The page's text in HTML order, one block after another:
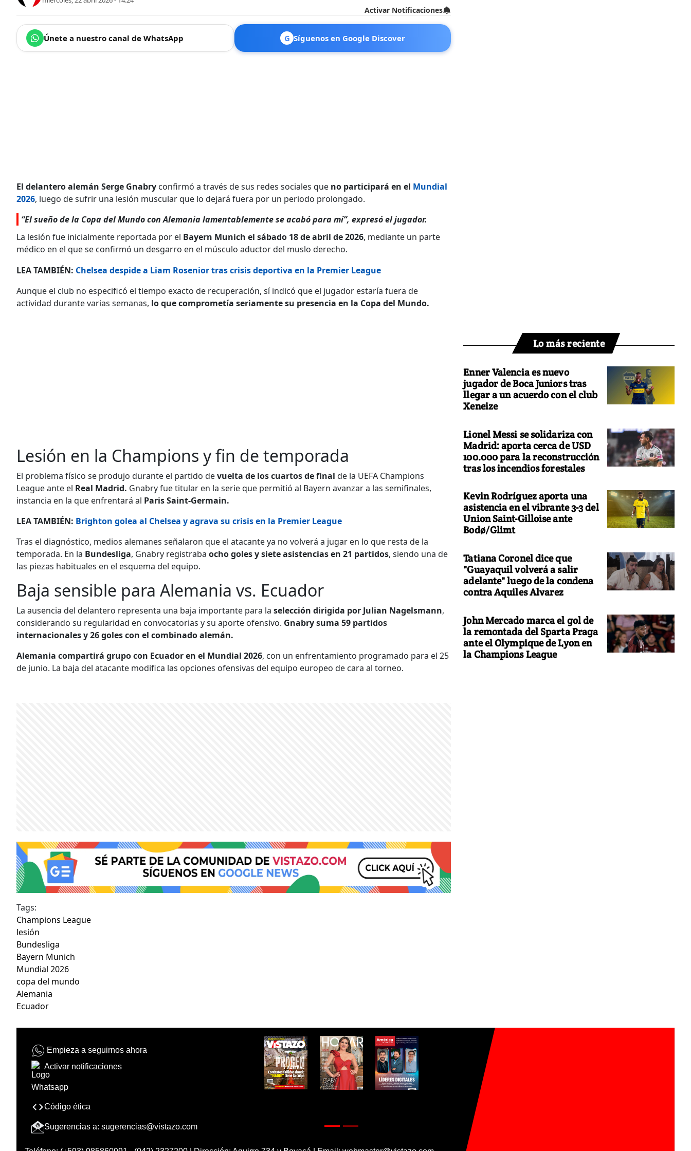
Activar Notificaciones
Únete a nuestro canal de WhatsApp G Síguenos en Google Discover
El delantero alemán Serge Gnabry confirmó a través de sus redes sociales que no participará en el Mundial
2026, luego de sufrir una lesión muscular que lo dejará fuera por un periodo prolongado.
“El sueño de la Copa del Mundo con Alemania lamentablemente se acabó para mí”, expresó el jugador.
La lesión fue inicialmente reportada por el Bayern Munich el sábado 18 de abril de 2026, mediante un parte
médico en el que se confirmó un desgarro en el músculo aductor del muslo derecho.
LEA TAMBIÉN: Chelsea despide a Liam Rosenior tras crisis deportiva en la Premier League
Aunque el club no especificó el tiempo exacto de recuperación, sí indicó que el jugador estaría fuera de
actividad durante varias semanas, lo que comprometía seriamente su presencia en la Copa del Mundo.
Lesión en la Champions y fin de temporada
El problema físico se produjo durante el partido devuelta de los cuartos de final de la UEFA Champions
League ante el Real Madrid. Gnabry fue titular en la serie que permitió al Bayern avanzar a las semifinales,
instancia en la que enfrentará al Paris Saint-Germain.
LEA TAMBIÉN: Brighton golea al Chelsea y agrava su crisis en la Premier League
Tras el diagnóstico, medios alemanes señalaron que el atacante ya no volverá a jugar en lo que resta de la
temporada. En la Bundesliga, Gnabry registraba ocho goles y siete asistencias en 21 partidos, siendo una de
las piezas habituales en el esquema del equipo.
Baja sensible para Alemania vs. Ecuador
La ausencia del delantero representa una baja importante para la selección dirigida por Julian Nagelsmann,
considerando su regularidad en convocatorias y su aporte ofensivo. Gnabry suma 59 partidos
internacionales y 26 goles con el combinado alemán.
Alemania compartirá grupo con Ecuadoren el Mundial 2026, con un enfrentamiento programado para el 25
de junio. La baja del atacante modifica las opciones ofensivas del equipo europeo de cara al torneo.
Tags:
Champions League
lesión
Bundesliga
Bayern Munich
Mundial 2026
copa del mundo
Alemania
Ecuador
Lo más reciente
Enner Valencia es nuevo
jugador de Boca Juniors tras
llegar a un acuerdo con el club
Xeneize
Lionel Messi se solidariza con
Madrid: aporta cerca de USD
100.000 para la reconstrucción
tras los incendios forestales
Kevin Rodríguez aporta una
asistencia en el vibrante 3-3 del
Union Saint-Gilloise ante
Bodø/Glimt
Tatiana Coronel dice que
"Guayaquil volverá a salir
adelante" luego de la condena
contra Aquiles Alvarez
John Mercado marca el gol de
la remontada del Sparta Praga
ante el Olympique de Lyon en
la Champions League
Empieza a seguirnos ahora
Activar notificaciones
Código ética
Sugerencias a: sugerencias@vistazo.com